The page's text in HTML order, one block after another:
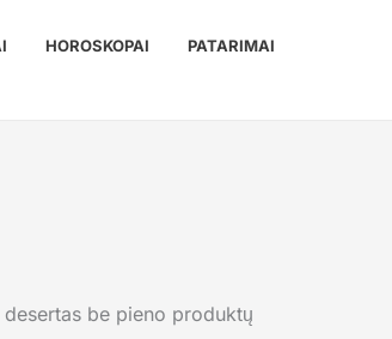
HOROSKOPAI
PATARIMAI
be pieno produktų